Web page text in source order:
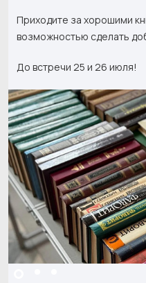
Приходите за хорошими
возможностью сделать
До встречи 25 и 26 июля!